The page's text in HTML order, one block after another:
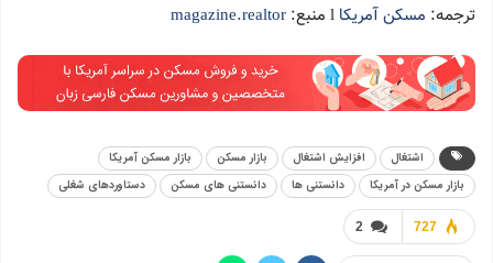
ترجمه: مسکن آمریکا magazine.realtor
اشتغال افزایش اشتغال بازار مسکن
بازار مسکن آمریکا
بازار مسکن در آمریکا
دانستنی ها دانستنی های مسکن دستاوردهای شغلی
2 727